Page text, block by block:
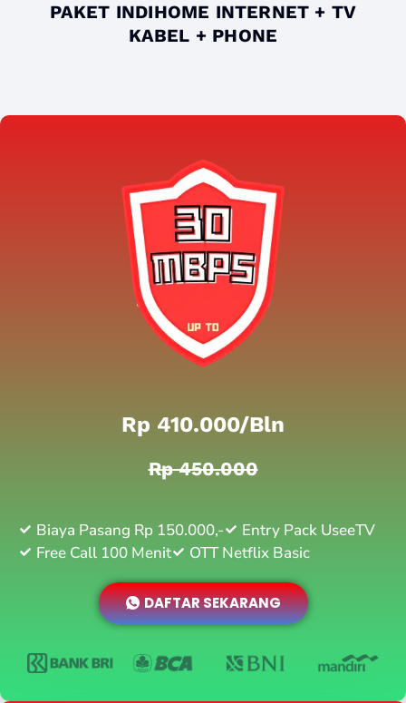
PAKET INDIHOME INTERNET + TV
KABEL + PHONE
Rp 410.000/bln
Rp 450.000
Biaya Pasang Rp 150.000,-
Entry Pack UseeTV
Free Call 100 Menit
OTT Netflix Basic
DAFTAR SEKARANG